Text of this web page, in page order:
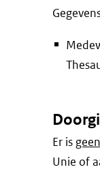
Er is geen
Unie of